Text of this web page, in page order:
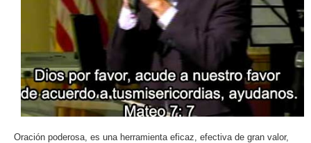
Oración poderosa, es una herramienta eficaz, efectiva de gran valor,